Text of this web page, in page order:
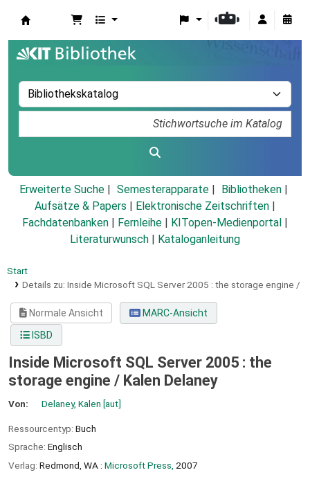
Erweiterte Suche Semesterapparate
Bibliotheken
Aufsätze & Papers
Elektronische Zeitschriften
Fachdatenbanken
Fernleihe KITopen-Medienportal
Literaturwunsch
Kataloganleitung
Start
Details zu: Inside Microsoft SQL Server 2005 : the storage engine /
Normale Ansicht
MARC-Ansicht
ISBD
Inside Microsoft SQL Server 2005 : the
storage engine / Kalen Delaney
Von: Delaney, Kalen [aut]
Ressourcentyp: Buch
Sprache: Englisch
Verlag: Redmond, WA : Microsoft Press, 2007